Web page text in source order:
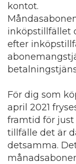
kontot.
inköpstillfället
efter
För dig som
april 2021
framtid för just
tillfälle det är
detsamma.